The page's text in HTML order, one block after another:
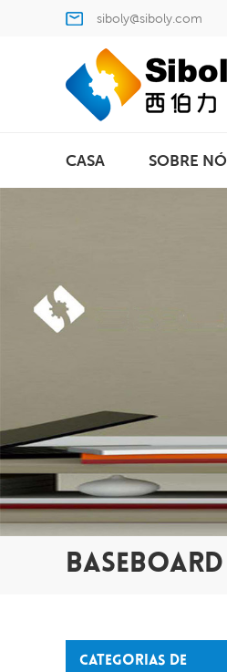
siboly@siboly.com
CASA SOBRE
CATEGORIAS DE